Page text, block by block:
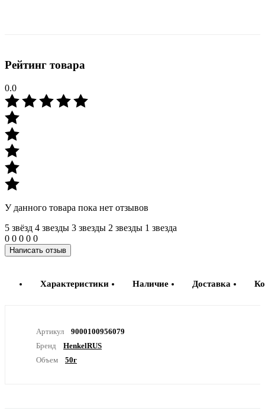
Рейтинг товара
0.0
У данного товара пока нет отзывов
5 звёзд 4 звeзды 3 звeзды 2 звeзды 1 звeзда
0 0 0 0 0
Написать отзыв
Характеристики Наличие Доставка
Артикул
9000100956079
Бренд
HenkelRUS
Объем
50г